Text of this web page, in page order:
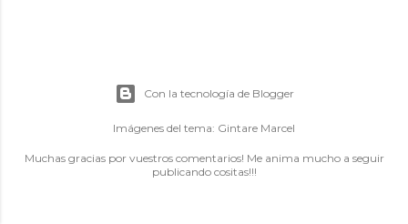
Con la tecnología de Blogger
Imágenes del tema: Gintare Marcel
Muchas gracias por vuestros comentarios! Me anima mucho a seguir
publicando cositas!!!